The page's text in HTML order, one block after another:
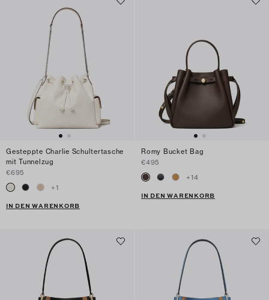
Gesteppte Charlie Schultertasche
mit Tunnelzug
€695
+1
IN DEN WARENKORB
Romy Bucket Bag
€495
+14
IN DEN WARENKORB